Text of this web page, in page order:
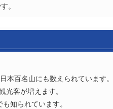
。
百名山にも数えられています。
客が増えます。
知られています。